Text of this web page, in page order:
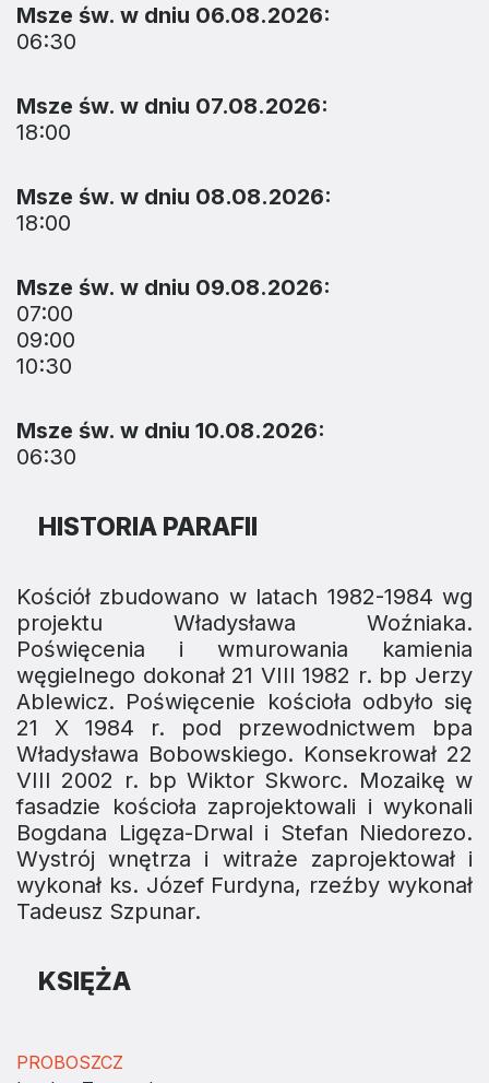
Msze św. w dniu 06.08.2026:
06:30
Msze św. w dniu 07.08.2026:
18:00
Msze św. w dniu 08.08.2026:
18:00
Msze św. w dniu 09.08.2026:
07:00
09:00
10:30
Msze św. w dniu 10.08.2026:
06:30
HISTORIA PARAFII
Kościół zbudowano w latach 1982-1984 wg
projektu Władysława Woźniaka.
Poświęcenia i wmurowania kamienia
węgielnego dokonał 21 VIII 1982 r. bp Jerzy
Ablewicz. Poświęcenie kościoła odbyło się
21 X 1984 r. pod przewodnictwem bpa
Władysława Bobowskiego. Konsekrował 22
VIII 2002 r. bp Wiktor Skworc. Mozaikę w
fasadzie kościoła zaprojektowali i wykonali
Bogdana Ligęza-Drwal i Stefan Niedorezo.
Wystrój wnętrza i witraże zaprojektował i
wykonał ks. Józef Furdyna, rzeźby wykonał
Tadeusz Szpunar.
KSIĘŻA
PROBOSZCZ